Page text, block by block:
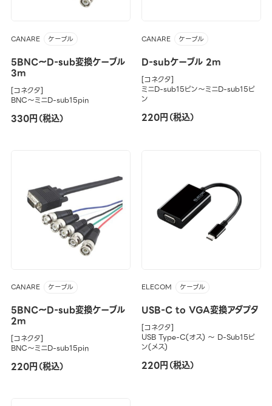
CANARE ケーブル
5BNC～D-sub変換ケーブル
3m
[コネクタ]
BNC～ミニD-sub15pin
330円（税込）
CANARE ケーブル
D-subケーブル 2m
[コネクタ]
ミニD-sub15ピン～ミニD-sub15ピ
ン
220円（税込）
CANARE ケーブル
5BNC～D-sub変換ケーブル
2m
[コネクタ]
BNC～ミニD-sub15pin
220円（税込）
ELECOM ケーブル
USB-C to VGA変換アダプタ
[コネクタ]
USB Type-C(オス) ～ D-Sub15ピ
ン(メス)
220円（税込）